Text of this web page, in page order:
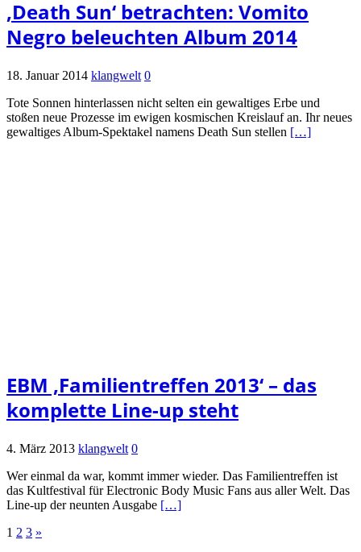
‚Death Sun‘ betrachten: Vomito
Negro beleuchten Album 2014
18. Januar 2014 klangwelt 0
Tote Sonnen hinterlassen nicht selten ein gewaltiges Erbe und
stoßen neue Prozesse im ewigen kosmischen Kreislauf an. Ihr neues
gewaltiges Album-Spektakel namens Death Sun stellen […]
EBM ‚Familientreffen 2013‘ – das
komplette Line-up steht
4. März 2013 klangwelt 0
Wer einmal da war, kommt immer wieder. Das Familientreffen ist
das Kultfestival für Electronic Body Music Fans aus aller Welt. Das
Line-up der neunten Ausgabe […]
Seitennummerierung
1 2 3 »